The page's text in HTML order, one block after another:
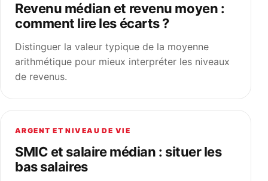
Revenu médian et revenu moyen :
comment lire les écarts ?
Distinguer la valeur typique de la moyenne
arithmétique pour mieux interpréter les niveaux
de revenus.
ARGENT ET NIVEAU DE VIE
SMIC et salaire médian : situer les
bas salaires